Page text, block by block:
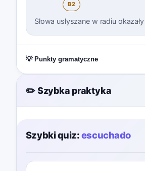
B2
Słowa usłyszane w radiu
💡 Punkty gramatyczne
✏️ Szybka praktyka
Szybki quiz:escuchado